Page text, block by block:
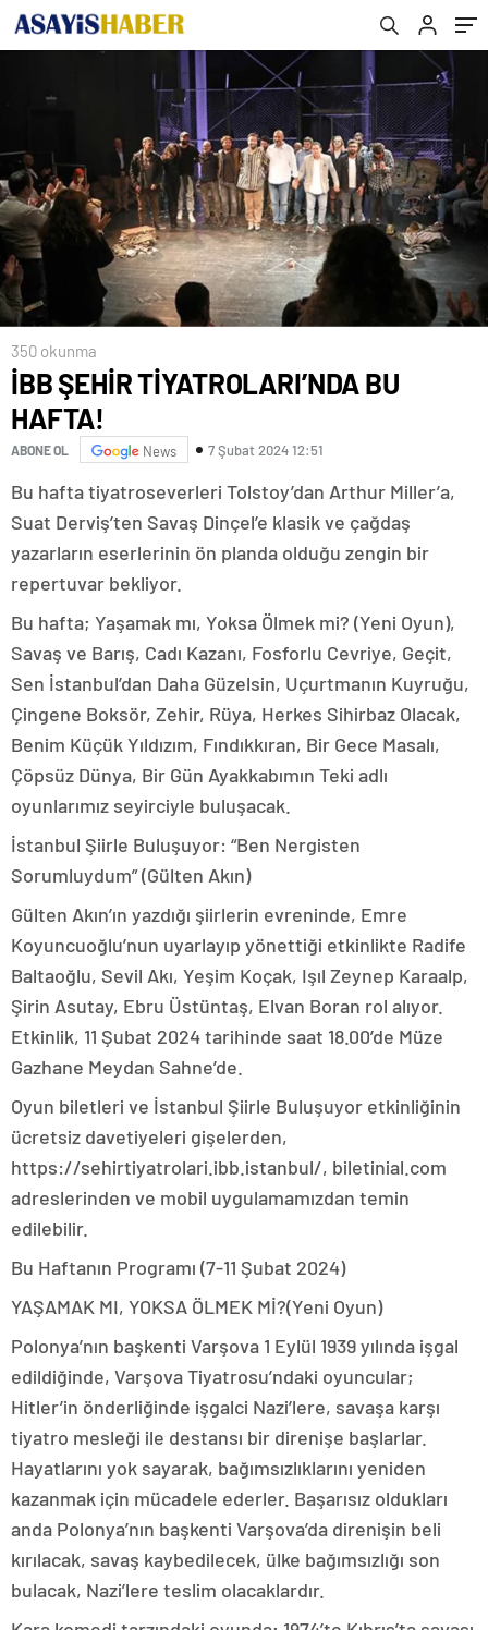
350 okunma
İBB ŞEHİR TİYATROLARI’NDA BU
HAFTA!
ABONE OL News 7 Şubat 2024 12:51
Bu hafta tiyatroseverleri Tolstoy’dan Arthur Miller’a,
Suat Derviş’ten Savaş Dinçel’e klasik ve çağdaş
yazarların eserlerinin ön planda olduğu zengin bir
repertuvar bekliyor.
Bu hafta; Yaşamak mı, Yoksa Ölmek mi? (Yeni Oyun),
Savaş ve Barış, Cadı Kazanı, Fosforlu Cevriye, Geçit,
Sen İstanbul’dan Daha Güzelsin, Uçurtmanın Kuyruğu,
Çingene Boksör, Zehir, Rüya, Herkes Sihirbaz Olacak,
Benim Küçük Yıldızım, Fındıkkıran, Bir Gece Masalı,
Çöpsüz Dünya, Bir Gün Ayakkabımın Teki adlı
oyunlarımız seyirciyle buluşacak.
İstanbul Şiirle Buluşuyor: “Ben Nergisten
Sorumluydum” (Gülten Akın)
Gülten Akın’ın yazdığı şiirlerin evreninde, Emre
Koyuncuoğlu’nun uyarlayıp yönettiği etkinlikte Radife
Baltaoğlu, Sevil Akı, Yeşim Koçak, Işıl Zeynep Karaalp,
Şirin Asutay, Ebru Üstüntaş, Elvan Boran rol alıyor.
Etkinlik, 11 Şubat 2024 tarihinde saat 18.00’de Müze
Gazhane Meydan Sahne’de.
Oyun biletleri ve İstanbul Şiirle Buluşuyor etkinliğinin
ücretsiz davetiyeleri gişelerden,
https://sehirtiyatrolari.ibb.istanbul/, biletinial.com
adreslerinden ve mobil uygulamamızdan temin
edilebilir.
Bu Haftanın Programı (7-11 Şubat 2024)
YAŞAMAK MI, YOKSA ÖLMEK Mİ?(Yeni Oyun)
Polonya’nın başkenti Varşova 1 Eylül 1939 yılında işgal
edildiğinde, Varşova Tiyatrosu’ndaki oyuncular;
Hitler’in önderliğinde işgalci Nazi’lere, savaşa karşı
tiyatro mesleği ile destansı bir direnişe başlarlar.
Hayatlarını yok sayarak, bağımsızlıklarını yeniden
kazanmak için mücadele ederler. Başarısız oldukları
anda Polonya’nın başkenti Varşova’da direnişin beli
kırılacak, savaş kaybedilecek, ülke bağımsızlığı son
bulacak, Nazi’lere teslim olacaklardır.